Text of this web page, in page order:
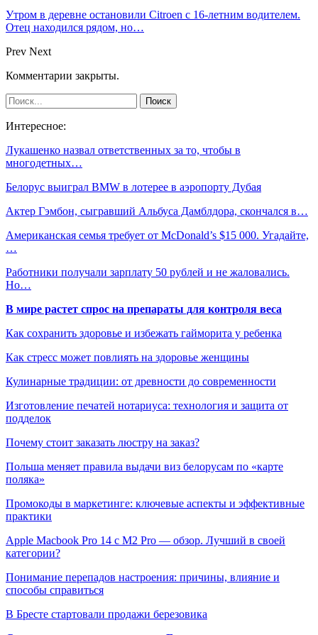
Утром в деревне остановили Citroen с 16-летним водителем.
Отец находился рядом, но…
Prev Next
Комментарии закрыты.
Интересное:
Лукашенко назвал ответственных за то, чтобы в
многодетных…
Белорус выиграл BMW в лотерее в аэропорту Дубая
Актер Гэмбон, сыгравший Альбуса Дамблдора, скончался в…
Американская семья требует от McDonald’s $15 000. Угадайте,
…
Работники получали зарплату 50 рублей и не жаловались.
Но…
В мире растет спрос на препараты для контроля веса
Как сохранить здоровье и избежать гайморита у ребенка
Как стресс может повлиять на здоровье женщины
Кулинарные традиции: от древности до современности
Изготовление печатей нотариуса: технология и защита от
подделок
Почему стоит заказать люстру на заказ?
Польша меняет правила выдачи виз белорусам по «карте
поляка»
Промокоды в маркетинге: ключевые аспекты и эффективные
практики
Apple Macbook Pro 14 с M2 Pro — обзор. Лучший в своей
категории?
Понимание перепадов настроения: причины, влияние и
способы справиться
В Бресте стартовали продажи березовика